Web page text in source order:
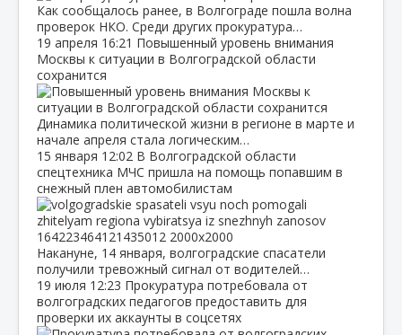
Как сообщалось ранее, в Волгограде пошла волна
проверок НКО. Среди других прокуратура…
19 апреля 16:21 Повышенный уровень внимания
Москвы к ситуации в Волгоградской области
сохранится
Динамика политической жизни в регионе в марте и
начале апреля стала логическим…
15 января 12:02 В Волгоградской области
спецтехника МЧС пришла на помощь попавшим в
снежный плен автомобилистам
Накануне, 14 января, волгоградские спасатели
получили тревожный сигнал от водителей…
19 июля 12:23 Прокуратура потребовала от
волгоградских педагогов предоставить для
проверки их аккаунты в соцсетях